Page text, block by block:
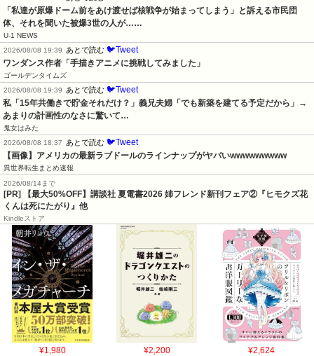
「私達が原爆ドーム前をあけ渡せば核戦争が始まってしまう」と訴える市民団
体、それを聞いた被爆3世の人が……
U-1 NEWS
2026/08/08 19:39
あとで読む 🐦Tweet
ワンダンス作者「手描きアニメに挑戦してみました」
ゴールデンタイムズ
2026/08/08 19:39
あとで読む 🐦Tweet
私「15年共働きで貯金それだけ？」義兄夫婦「でも新築を建てる予定だから」→
あまりの計画性のなさに驚いて…
鬼女はみた
2026/08/08 18:37
あとで読む 🐦Tweet
【画像】アメリカの最新ラブドールのラインナップがヤバいwwwwwwwww
異世界転生まとめ速報
2026/08/14まで
[PR] 【最大50%OFF】講談社 夏電書2026 姉フレンド新刊フェア②『ヒモクズ花
くんは死にたがり』他
Kindleストア
¥1,980 ¥2,200 ¥2,624